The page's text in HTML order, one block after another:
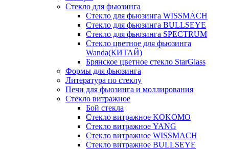
Стекло для фьюзинга
Стекло для фьюзинга WISSMACH
Стекло для фьюзинга BULLSEYE
Стекло для фьюзинга SPECTRUM
Стекло цветное для фьюзинга
Wanda(КИТАЙ)
Брянское цветное стекло StarGlass
Формы для фьюзинга
Литература по стеклу
Печи для фьюзинга и моллирования
Стекло витражное
Бой стекла
Стекло витражное KOKOMO
Стекло витражное YANG
Стекло витражное WISSMACH
Стекло витражное BULLSEYE